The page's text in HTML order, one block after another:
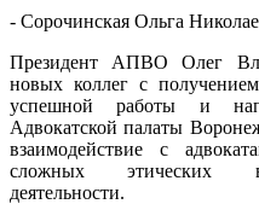
- Сорочинская Ольга
Президент АПВО Олег
новых коллег с
успешной работы и
Адвокатской палаты
взаимодействие с
сложных этических
деятельности.